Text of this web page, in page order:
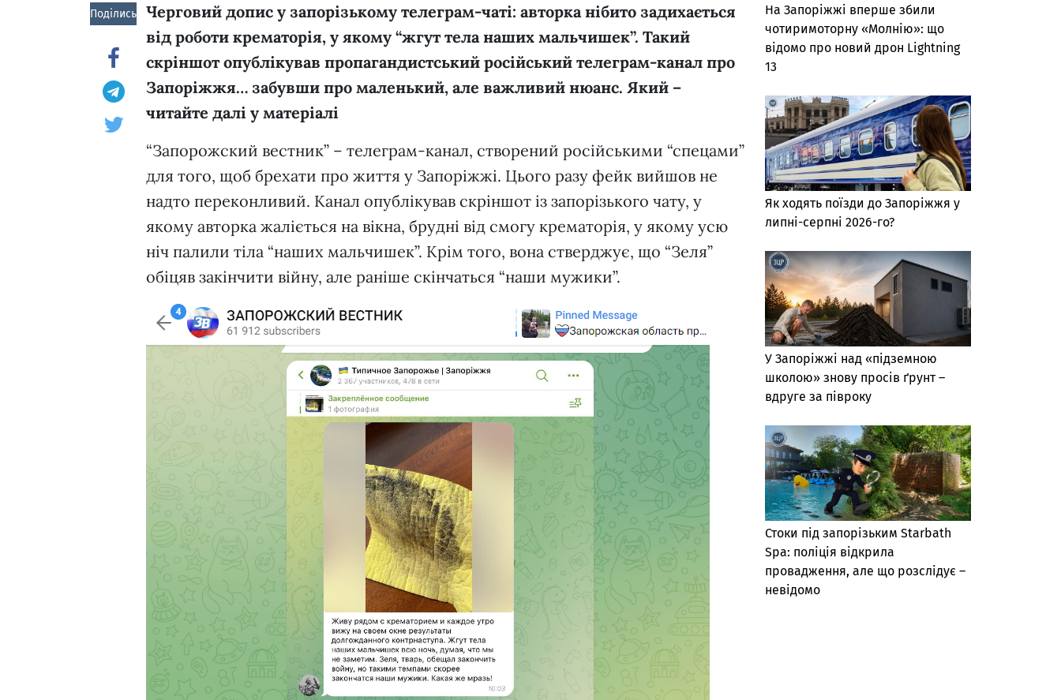
Поділись!
Черговий допис у запорізькому телеграм-чаті: авторка нібито задихається
від роботи крематорія, у якому “жгут тела наших мальчишек”. Такий
скріншот опублікував пропагандистський російський телеграм-канал про
Запоріжжя… забувши про маленький, але важливий нюанс. Який –
читайте далі у матеріалі
“Запорожский вестник” – телеграм-канал, створений російськими “спецами”
для того, щоб брехати про життя у Запоріжжі. Цього разу фейк вийшов не
надто переконливий. Канал опублікував скріншот із запорізького чату, у
якому авторка жаліється на вікна, брудні від смогу крематорія, у якому усю
ніч палили тіла “наших мальчишек”. Крім того, вона стверджує, що “Зеля”
обіцяв закінчити війну, але раніше скінчаться “наши мужики”.
На Запоріжжі вперше збили
чотиримоторну «Молнію»: що
відомо про новий дрон Lightning
13
Як ходять поїзди до Запоріжжя у
липні-серпні 2026-го?
У Запоріжжі над «підземною
школою» знову просів ґрунт –
вдруге за півроку
Стоки під запорізьким Starbath
Spa: поліція відкрила
провадження, але що розслідує –
невідомо